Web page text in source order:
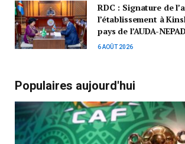
RDC : Signature de
l’établissement à
pays de l’AUDA-
6 AOÛT 2026
Populaires aujourd'hui